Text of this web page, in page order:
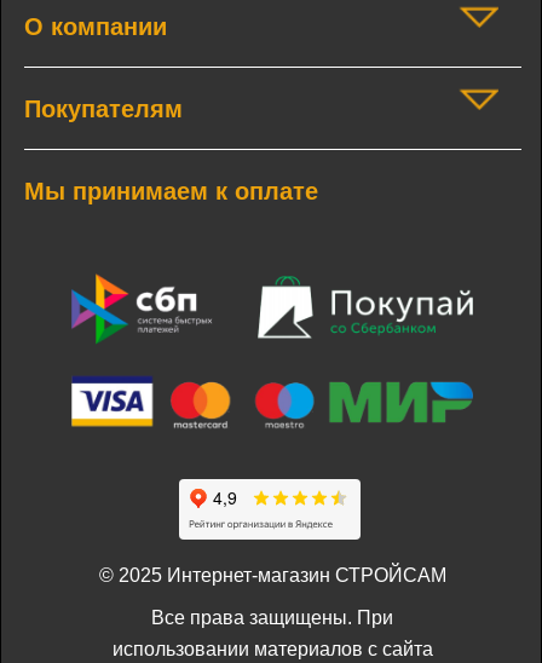
О компании
Покупателям
Мы принимаем к оплате
© 2025 Интернет-магазин СТРОЙСАМ
Все права защищены. При
использовании материалов с сайта